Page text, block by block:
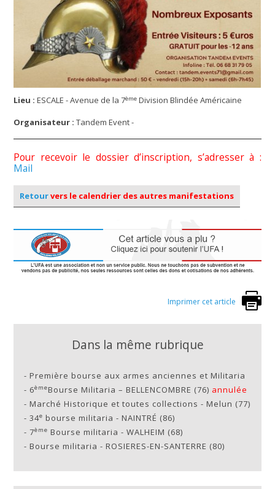
Lieu :ESCALE - Avenue de la 7ème Division Blindée Américaine
Organisateur :Tandem Event -
Pour recevoir le dossier d’inscription, s’adresser à :
Mail
Retourvers le calendrier des autres manifestations
Imprimer cet article
Dans la même rubrique
-Première bourse aux armes anciennes et Militaria
- 6èmeBourse Militaria – BELLENCOMBRE (76) annulée
-Marché Historique et toutes collections - Melun (77)
-34e bourse militaria - NAINTRÉ (86)
-7ème Bourse militaria - WALHEIM (68)
-Bourse militaria - ROSIERES-EN-SANTERRE (80)